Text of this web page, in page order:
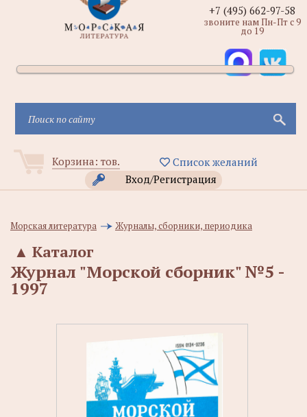
Корзина: тов.
Список желаний
Вход/Регистрация
+7 (495) 662-97-58
звоните нам Пн-Пт с 9
до 19
Морская литература Журналы, сборники, периодика
Каталог
▲
Журнал "Морской сборник" №5 -
1997